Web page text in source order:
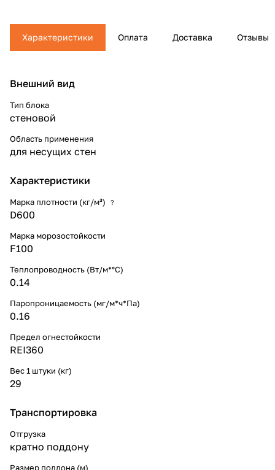
Характеристики Оплата Доставка Отзывы
Внешний вид
Тип блока
стеновой
Область применения
для несущих стен
Характеристики
Марка плотности (кг/м³) ?
D600
Марка морозостойкости
F100
Теплопроводность (Вт/м*°С)
0.14
Паропроницаемость (мг/м*ч*Па)
0.16
Предел огнестойкости
REI360
Вес 1 штуки (кг)
29
Транспортировка
Отгрузка
кратно поддону
Размер поддона (м)